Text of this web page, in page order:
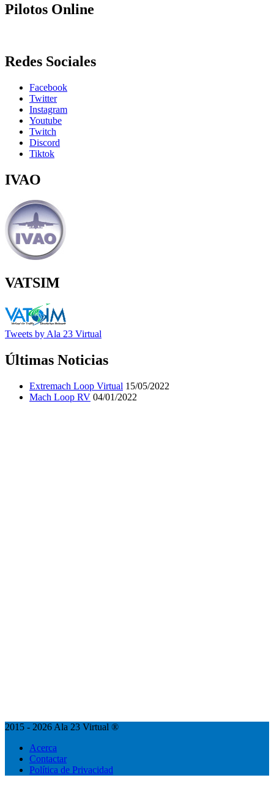
Pilotos Online
Redes Sociales
Facebook
Twitter
Instagram
Youtube
Twitch
Discord
Tiktok
IVAO
VATSIM
Tweets by Ala 23 Virtual
Últimas Noticias
Extremach Loop Virtual 15/05/2022
Mach Loop RV 04/01/2022
2015 - 2026 Ala 23 Virtual ®
Acerca
Contactar
Política de Privacidad